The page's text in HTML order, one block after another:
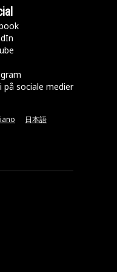
på sociale medier
日本語